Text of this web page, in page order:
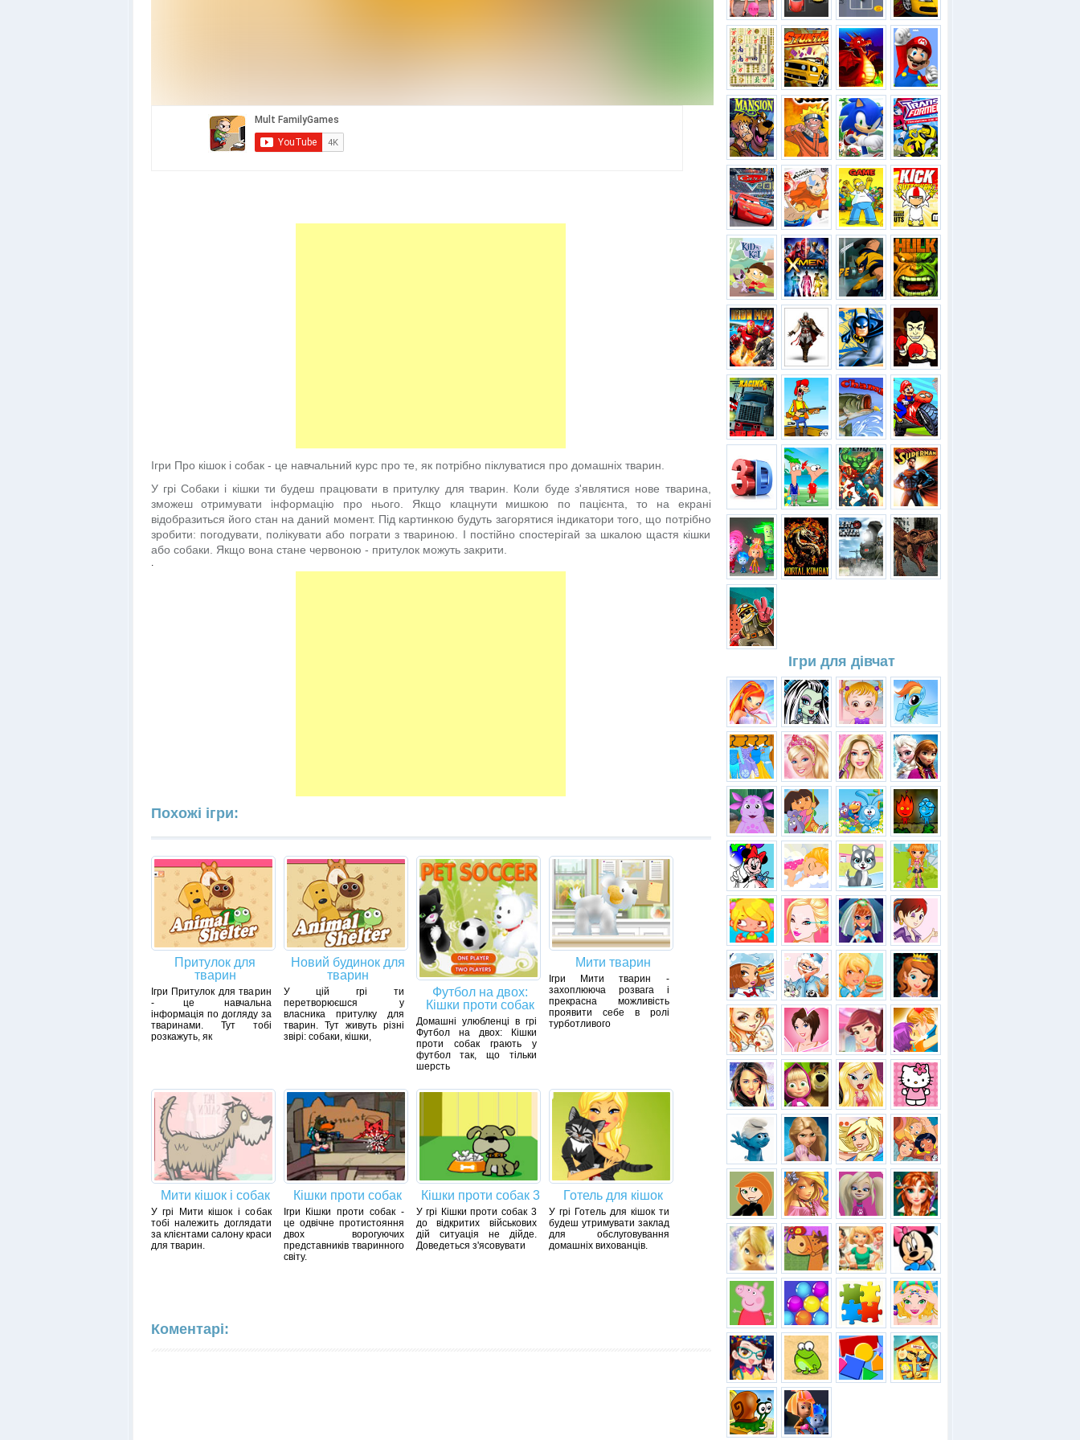
Ігри Про кішок і собак - це навчальний курс про те, як потрібно піклуватися про домашніх тварин.
У грі Собаки і кішки ти будеш працювати в притулку для тварин. Коли буде з'являтися нове тварина,
зможеш отримувати інформацію про нього. Якщо клацнути мишкою по пацієнта, то на екрані
відобразиться його стан на даний момент. Під картинкою будуть загорятися індикатори того, що потрібно
зробити: погодувати, полікувати або пограти з твариною. І постійно спостерігай за шкалою щастя кішки
або собаки. Якщо вона стане червоною - притулок можуть закрити.
.
Похожі ігри:
Притулок для
тварин
Ігри Притулок для тварин
- це навчальна
інформація по догляду за
тваринами. Тут тобі
розкажуть, як
Новий будинок для
тварин
У цій грі ти
перетворюєшся у
власника притулку для
тварин. Тут живуть різні
звірі: собаки, кішки,
Футбол на двох:
Кішки проти собак
Домашні улюбленці в грі
Футбол на двох: Кішки
проти собак грають у
футбол так, що тільки
шерсть
Мити тварин
Ігри Мити тварин -
захоплююча розвага і
прекрасна можливість
проявити себе в ролі
турботливого
Мити кішок і собак
У грі Мити кішок і собак
тобі належить доглядати
за клієнтами салону краси
для тварин.
Кішки проти собак
Ігри Кішки проти собак -
це одвічне протистояння
двох ворогуючих
представників тваринного
світу.
Кішки проти собак 3
У грі Кішки проти собак 3
до відкритих військових
дій ситуація не дійде.
Доведеться з'ясовувати
Готель для кішок
У грі Готель для кішок ти
будеш утримувати заклад
для обслуговування
домашніх вихованців.
Коментарі:
Ігри для дівчат